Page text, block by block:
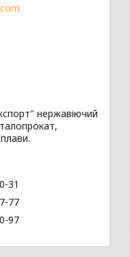
нержавіючий
31
77
97